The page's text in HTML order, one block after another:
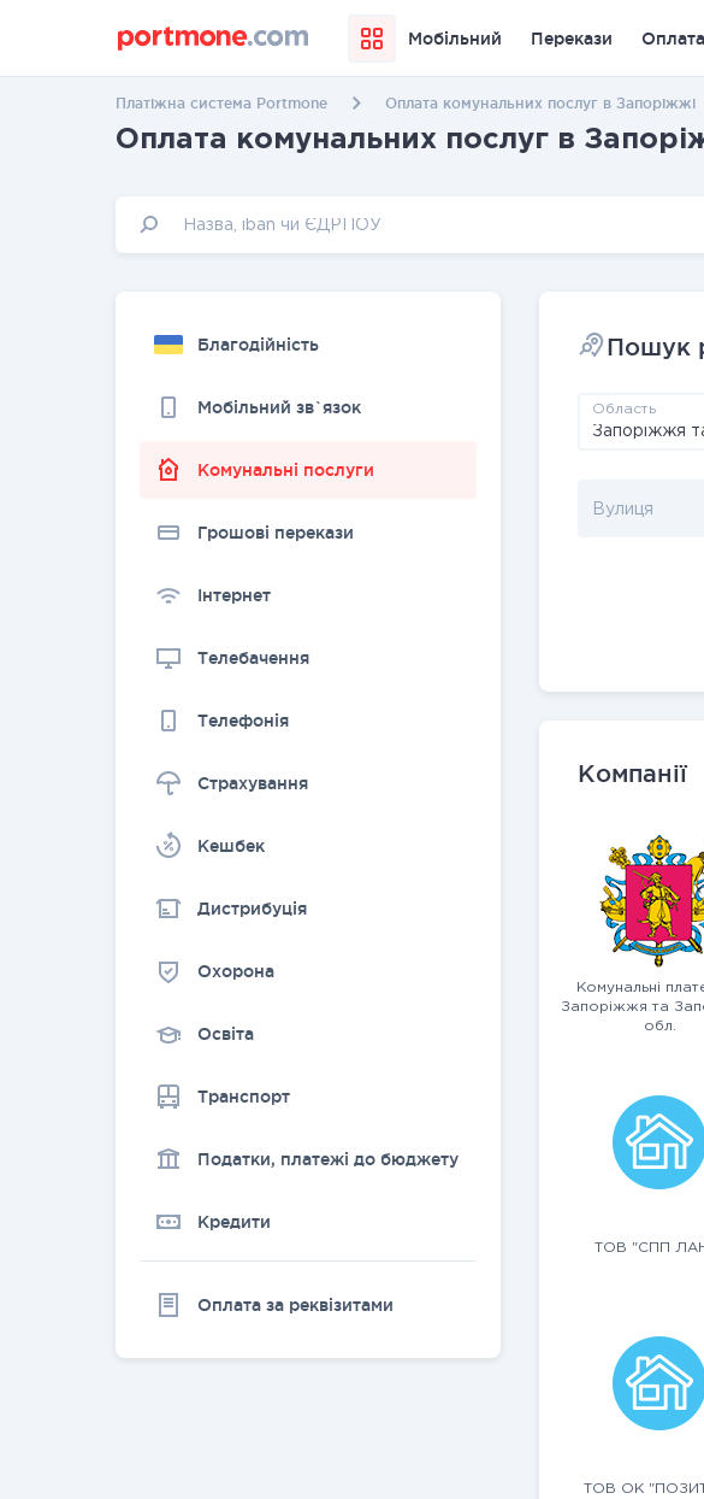
Мобільний Перекази
Платіжна система Portmone Оплата комунальних послуг в Запоріжжі
Оплата комунальних послуг в
Благодійність
Мобільний зв`язок
Комунальні послуги
Грошовi перекази
Інтернет
Телебачення
Телефонія
Страхування
Kешбек
Дистрибуція
Охорона
Освіта
Транспорт
Податки, платежі до бюджету
Кредити
Оплата за реквізитами
Пошук
Область
Вулиця
Компанії
Комунальні
Запоріжжя та
обл.
ТОВ "СПП
ТОВ ОК